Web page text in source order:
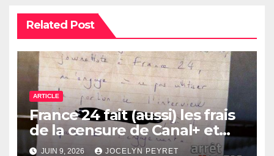
Related Post
ARTICLE
France 24 fait (aussi) les frais
de la censure de Canal+ et
Bolloré
JUIN 9, 2026 JOCELYN PEYRET